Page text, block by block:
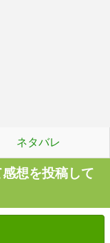
ネタバレ
想を投稿して